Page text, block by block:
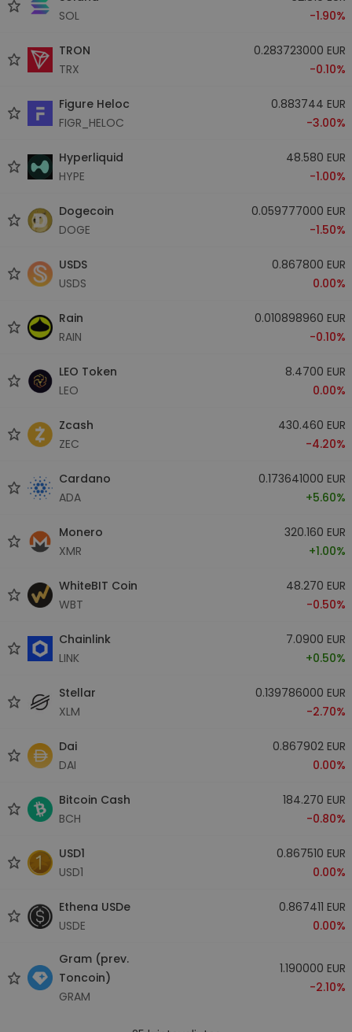
SOL
-1.90%
TRON
TRX
0.283723000 EUR
-0.10%
Figure Heloc
FIGR_HELOC
0.883744 EUR
-3.00%
Hyperliquid
HYPE
48.580 EUR
-1.00%
Dogecoin
DOGE
0.059777000 EUR
-1.50%
USDS
USDS
0.867800 EUR
0.00%
Rain
RAIN
0.010898960 EUR
-0.10%
LEO Token
LEO
8.4700 EUR
0.00%
Zcash
ZEC
430.460 EUR
-4.20%
Cardano
ADA
0.173641000 EUR
+5.60%
Monero
XMR
320.160 EUR
+1.00%
WhiteBIT Coin
WBT
48.270 EUR
-0.50%
Chainlink
LINK
7.0900 EUR
+0.50%
Stellar
XLM
0.139786000 EUR
-2.70%
Dai
DAI
0.867902 EUR
0.00%
Bitcoin Cash
BCH
184.270 EUR
-0.80%
USD1
USD1
0.867510 EUR
0.00%
Ethena USDe
USDE
0.867411 EUR
0.00%
Gram (prev.
Toncoin)
GRAM
1.190000 EUR
-2.10%